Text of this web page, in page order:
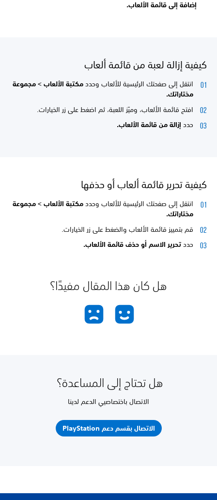
إضافة إلى قائمة الألعاب.
كيفية إزالة لعبة من قائمة ألعاب
انتقل إلى صفحتك الرئيسية للألعاب وحدد مكتبة الألعاب > مجموعة
مختاراتك.
افتح قائمة الألعاب، وميّز اللعبة، ثم اضغط على زر الخيارات.
حدد إزالة من قائمة الألعاب.
كيفية تحرير قائمة ألعاب أو حذفها
انتقل إلى صفحتك الرئيسية للألعاب وحدد مكتبة الألعاب > مجموعة
مختاراتك.
قم بتمييز قائمة الألعاب والضغط على زر الخيارات.
حدد تحرير الاسم أو حذف قائمة الألعاب.
هل كان هذا المقال مفيدًا؟
هل تحتاج إلى المساعدة؟
الاتصال باختصاصيي الدعم لدينا
الاتصال بقسم دعم PlayStation